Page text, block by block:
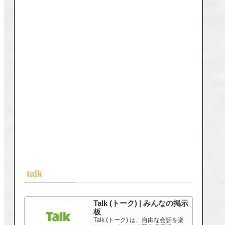
talk
Talk (トーク) | みんなの掲示
板
Talk (トーク) は、自由な会話を楽